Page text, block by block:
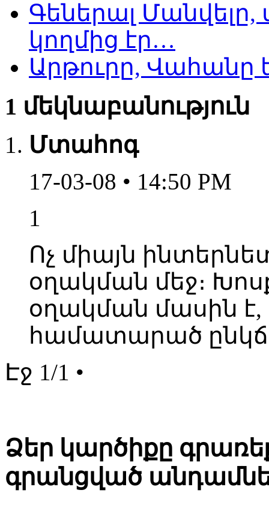
Գեներալ
կողմից էր…
Արթուրը, Վահանը
1 մեկնաբանություն
Մտահոգ
17-03-08 • 14:50 PM
1
Ոչ միայն
օղակման մեջ։
օղակման մասին է,
համատարած
Էջ 1/1 •
Ձեր կարծիքը
գրանցված